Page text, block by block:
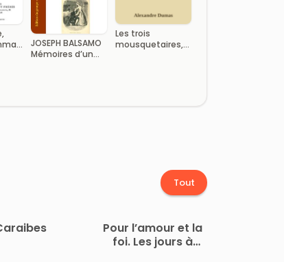
JOSEPH BALSAMO
Mémoires d’un
Les trois
mousquetaires,
Tout
Pour l’amour et la
foi. Les jours à